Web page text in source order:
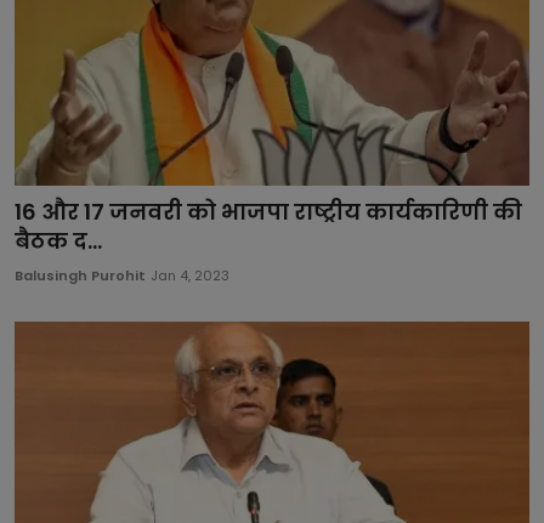
16 और 17 जनवरी को भाजपा राष्ट्रीय कार्यकारिणी की
बैठक द...
Balusingh Purohit Jan 4, 2023